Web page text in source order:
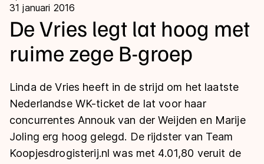
Kalender
Disciplines
Langebaan
Shorttrack
Inlineskaten
Uitslagen
Langebaan
Shorttrack
Marathon
Tijden & historie
Ranglijsten Langebaan
31 januari 2016
De Vries legt lat hoog met
ruime zege B-groep
Linda de Vries heeft in de strijd om het laatste
Nederlandse WK-ticket de lat voor haar
concurrentes Annouk van der Weijden en Marije
Joling erg hoog gelegd. De rijdster van Team
Koopjesdrogisterij.nl was met 4.01,80 veruit de